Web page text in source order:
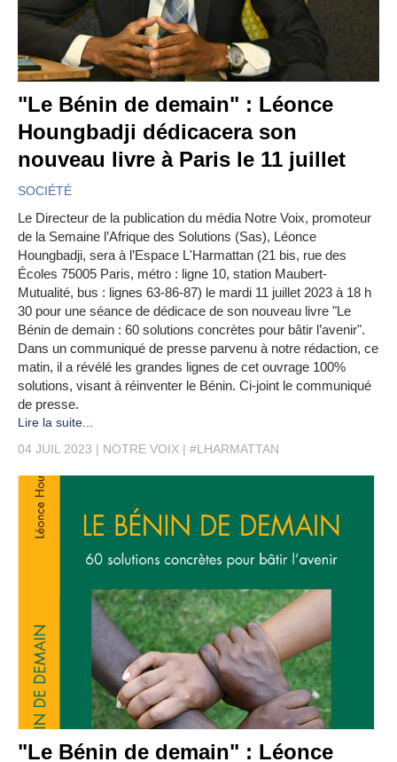
"Le Bénin de demain" : Léonce
Houngbadji dédicacera son
nouveau livre à Paris le 11 juillet
SOCIÉTÉ
Le Directeur de la publication du média Notre Voix, promoteur
de la Semaine l’Afrique des Solutions (Sas), Léonce
Houngbadji, sera à l’Espace L'Harmattan (21 bis, rue des
Écoles 75005 Paris, métro : ligne 10, station Maubert-
Mutualité, bus : lignes 63-86-87) le mardi 11 juillet 2023 à 18 h
30 pour une séance de dédicace de son nouveau livre "Le
Bénin de demain : 60 solutions concrètes pour bâtir l’avenir".
Dans un communiqué de presse parvenu à notre rédaction, ce
matin, il a révélé les grandes lignes de cet ouvrage 100%
solutions, visant à réinventer le Bénin. Ci-joint le communiqué
de presse.
Lire la suite...
04 JUIL 2023
NOTRE VOIX #LHARMATTAN
"Le Bénin de demain" : Léonce